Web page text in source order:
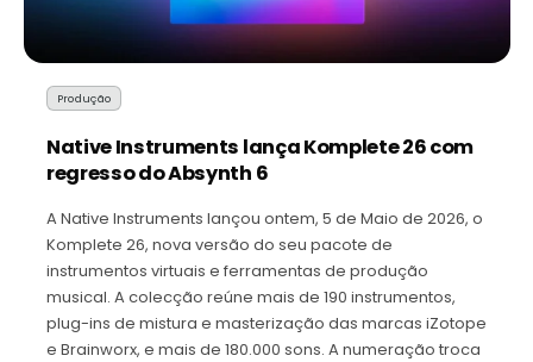
Produção
Native Instruments lança Komplete 26 com
regresso do Absynth 6
A Native Instruments lançou ontem, 5 de Maio de 2026, o
Komplete 26, nova versão do seu pacote de
instrumentos virtuais e ferramentas de produção
musical. A colecção reúne mais de 190 instrumentos,
plug-ins de mistura e masterização das marcas iZotope
e Brainworx, e mais de 180.000 sons. A numeração troca